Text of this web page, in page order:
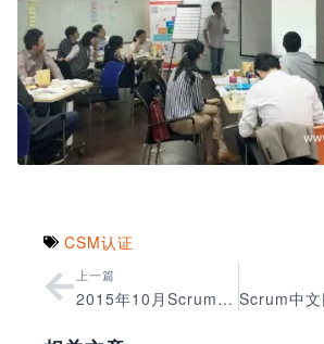
CSM认证
上一篇
2015年10月Scrum中文网北京CSM认证圆满结束